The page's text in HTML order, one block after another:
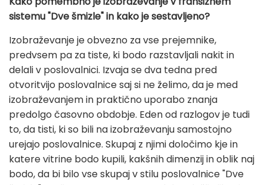
sistemu "Dve šmizle" in kako je sestavljeno?
Izobraževanje je obvezno za vse prejemnike,
predvsem pa za tiste, ki bodo razstavljali nakit in
delali v poslovalnici. Izvaja se dva tedna pred
otvoritvijo poslovalnice saj si ne želimo, da je med
izobraževanjem in praktično uporabo znanja
predolgo časovno obdobje. Eden od razlogov je tudi
to, da tisti, ki so bili na izobraževanju samostojno
urejajo poslovalnice. Skupaj z njimi določimo kje in
katere vitrine bodo kupili, kakšnih dimenzij in oblik naj
bodo, da bi bilo vse skupaj v stilu poslovalnice "Dve